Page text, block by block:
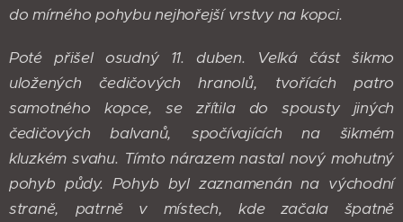
do mírného pohybu nejhořejší vrstvy na kopci.
Poté přišel osudný 11. duben. Velká část šikmo
uložených čedičových hranolů, tvořících patro
samotného kopce, se zřítila do spousty jiných
čedičových balvanů, spočívajících na šikmém
kluzkém svahu. Tímto nárazem nastal nový mohutný
pohyb půdy. Pohyb byl zaznamenán na východní
straně, patrně v místech, kde začala špatně